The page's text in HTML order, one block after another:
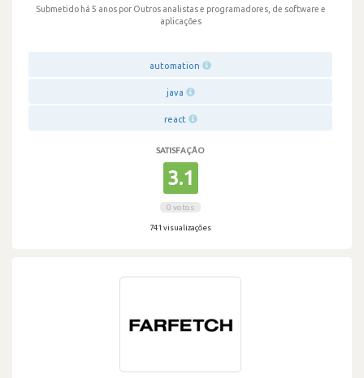
Submetido há 5 anos por Outros analistas e programadores, de software e
aplicações
automation
java
react
SATISFAÇÃO
3.1
0 votos
741 visualizações